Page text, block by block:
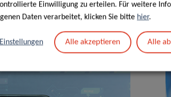
Einwilligung zu erteilen. Für weitere
Daten verarbeitet, klicken Sie bitte hier.
Alle akzeptieren Alle